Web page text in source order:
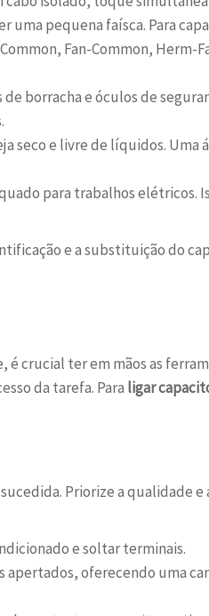
uma pequena faísca. Para
Fan-Common, Herm-
borracha e óculos de
seco e livre de líquidos. Uma
para trabalhos elétricos.
e a substituição do
crucial ter em mãos as
da tarefa. Para ligar
Priorize a qualidade e
e soltar terminais.
oferecendo uma